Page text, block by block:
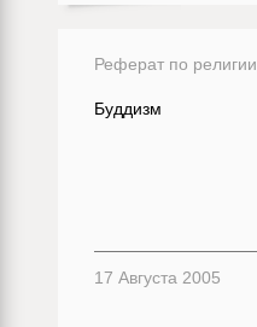
Реферат по религии
Буддизм
17 Августа 2005